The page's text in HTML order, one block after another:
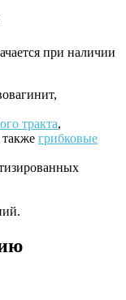
при наличии
тракта,
грибковые